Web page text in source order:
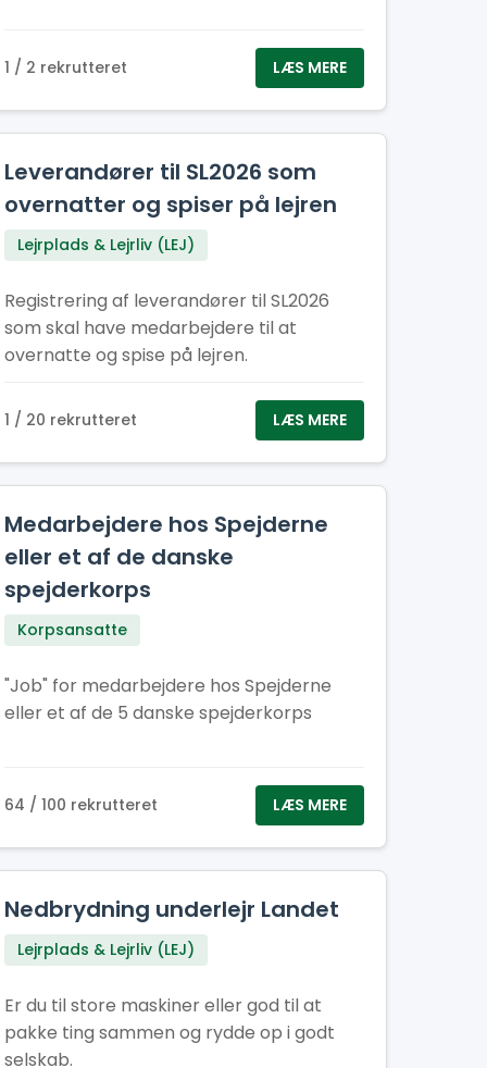
1 / 2 rekrutteret LÆS MERE
Leverandører til SL2026 som
overnatter og spiser på lejren
Lejrplads & Lejrliv (LEJ)
Registrering af leverandører til SL2026
som skal have medarbejdere til at
overnatte og spise på lejren.
1 / 20 rekrutteret LÆS MERE
Medarbejdere hos Spejderne
eller et af de danske
spejderkorps
Korpsansatte
"Job" for medarbejdere hos Spejderne
eller et af de 5 danske spejderkorps
64 / 100 rekrutteret LÆS MERE
Nedbrydning underlejr Landet
Lejrplads & Lejrliv (LEJ)
Er du til store maskiner eller god til at
pakke ting sammen og rydde op i godt
selskab.